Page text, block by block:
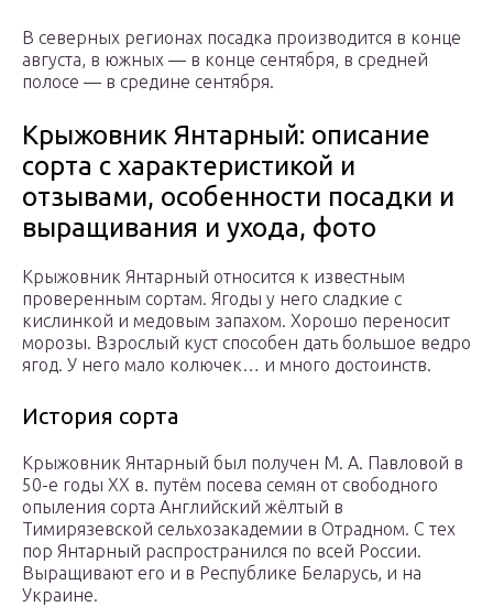
В северных регионах посадка производится в конце
августа, в южных — в конце сентября, в средней
полосе — в средине сентября.
Крыжовник Янтарный: описание
сорта с характеристикой и
отзывами, особенности посадки и
выращивания и ухода, фото
Крыжовник Янтарный относится к известным
проверенным сортам. Ягоды у него сладкие с
кислинкой и медовым запахом. Хорошо переносит
морозы. Взрослый куст способен дать большое ведро
ягод. У него мало колючек… и много достоинств.
История сорта
Крыжовник Янтарный был получен М. А. Павловой в
50-е годы ХХ в. путём посева семян от свободного
опыления сорта Английский жёлтый в
Тимирязевской сельхозакадемии в Отрадном. С тех
пор Янтарный распространился по всей России.
Выращивают его и в Республике Беларусь, и на
Украине.